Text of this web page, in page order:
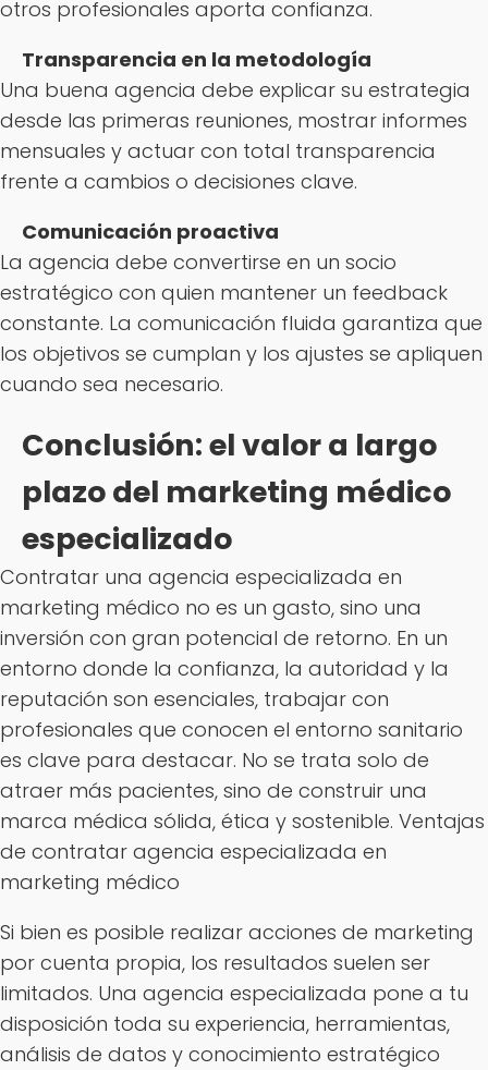
otros profesionales aporta confianza.
Transparencia en la metodología
Una buena agencia debe explicar su estrategia
desde las primeras reuniones, mostrar informes
mensuales y actuar con total transparencia
frente a cambios o decisiones clave.
Comunicación proactiva
La agencia debe convertirse en un socio
estratégico con quien mantener un feedback
constante. La comunicación fluida garantiza que
los objetivos se cumplan y los ajustes se apliquen
cuando sea necesario.
Conclusión: el valor a largo
plazo del marketing médico
especializado
Contratar una agencia especializada en
marketing médico no es un gasto, sino una
inversión con gran potencial de retorno. En un
entorno donde la confianza, la autoridad y la
reputación son esenciales, trabajar con
profesionales que conocen el entorno sanitario
es clave para destacar. No se trata solo de
atraer más pacientes, sino de construir una
marca médica sólida, ética y sostenible. Ventajas
de contratar agencia especializada en
marketing médico
Si bien es posible realizar acciones de marketing
por cuenta propia, los resultados suelen ser
limitados. Una agencia especializada pone a tu
disposición toda su experiencia, herramientas,
análisis de datos y conocimiento estratégico